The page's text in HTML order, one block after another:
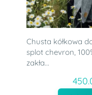
Chusta kółkowa
splot chevron,
zakła...